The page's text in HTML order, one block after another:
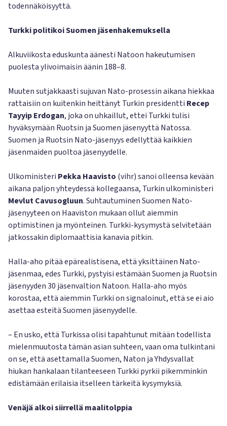
todennäköisyyttä.
Turkki politikoi Suomen jäsenhakemuksella
Alkuviikosta eduskunta äänesti Natoon hakeutumisen
puolesta ylivoimaisin äänin 188–8.
Muuten sutjakkaasti sujuvan Nato-prosessin aikana hiekkaa
rattaisiin on kuitenkin heittänyt Turkin presidentti Recep
Tayyip Erdogan, joka on uhkaillut, ettei Turkki tulisi
hyväksymään Ruotsin ja Suomen jäsenyyttä Natossa.
Suomen ja Ruotsin Nato-jäsenyys edellyttää kaikkien
jäsenmaiden puoltoa jäsenyydelle.
Ulkoministeri Pekka Haavisto (vihr) sanoi olleensa kevään
aikana paljon yhteydessä kollegaansa, Turkin ulkoministeri
Mevlut Cavusogluun. Suhtautuminen Suomen Nato-
jäsenyyteen on Haaviston mukaan ollut aiemmin
optimistinen ja myönteinen. Turkki-kysymystä selvitetään
jatkossakin diplomaattisia kanavia pitkin.
Halla-aho pitää epärealistisena, että yksittäinen Nato-
jäsenmaa, edes Turkki, pystyisi estämään Suomen ja Ruotsin
jäsenyyden 30 jäsenvaltion Natoon. Halla-aho myös
korostaa, että aiemmin Turkki on signaloinut, että se ei aio
asettaa esteitä Suomen jäsenyydelle.
– En usko, että Turkissa olisi tapahtunut mitään todellista
mielenmuutosta tämän asian suhteen, vaan oma tulkintani
on se, että asettamalla Suomen, Naton ja Yhdysvallat
hiukan hankalaan tilanteeseen Turkki pyrkii pikemminkin
edistämään erilaisia itselleen tärkeitä kysymyksiä.
Venäjä alkoi siirrellä maalitolppia